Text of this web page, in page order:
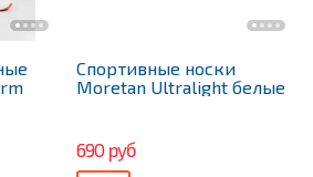
Спортивные носки
Moretan Ultralight белые
690 руб